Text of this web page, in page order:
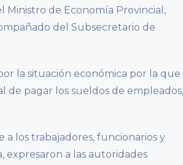
Ministro de Economía Provincial,
del Subsecretario de
la situación económica por la que
de pagar los sueldos de empleados,
los trabajadores, funcionarios y
expresaron a las autoridades